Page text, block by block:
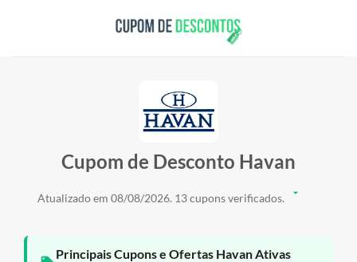
Cupom de Desconto Havan
Atualizado em 08/08/2026. 13 cupons verificados.
Principais Cupons e Ofertas Havan Ativas